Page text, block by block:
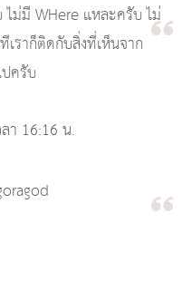
ม่มี WHere แหละครับ ไม่
เราก็ติดกับสิ่งที่เห็นจาก
ครับ
า 16:16 น.